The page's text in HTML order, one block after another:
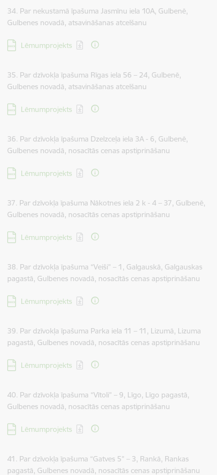
34. Par nekustamā īpašuma Jasmīnu iela 10A, Gulbenē,
Gulbenes novadā, atsavināšanas atcelšanu
Lejupielādēt:
Lēmumprojekts
35. Par dzīvokļa īpašuma Rīgas iela 56 – 24, Gulbenē,
Gulbenes novadā, atsavināšanas atcelšanu
Lejupielādēt:
Lēmumprojekts
36. Par dzīvokļa īpašuma Dzelzceļa iela 3A - 6, Gulbenē,
Gulbenes novadā, nosacītās cenas apstiprināšanu
Lejupielādēt:
Lēmumprojekts
37. Par dzīvokļa īpašuma Nākotnes iela 2 k - 4 – 37, Gulbenē,
Gulbenes novadā, nosacītās cenas apstiprināšanu
Lejupielādēt:
Lēmumprojekts
38. Par dzīvokļa īpašuma “Veiši” – 1, Galgauskā, Galgauskas
pagastā, Gulbenes novadā, nosacītās cenas apstiprināšanu
Lejupielādēt:
Lēmumprojekts
39. Par dzīvokļa īpašuma Parka iela 11 – 11, Lizumā, Lizuma
pagastā, Gulbenes novadā, nosacītās cenas apstiprināšanu
Lejupielādēt:
Lēmumprojekts
40. Par dzīvokļa īpašuma “Vītoli” – 9, Līgo, Līgo pagastā,
Gulbenes novadā, nosacītās cenas apstiprināšanu
Lejupielādēt:
Lēmumprojekts
41. Par dzīvokļa īpašuma “Gatves 5” – 3, Rankā, Rankas
pagastā, Gulbenes novadā, nosacītās cenas apstiprināšanu